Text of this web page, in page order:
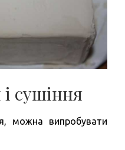
сушіння
можна випробувати